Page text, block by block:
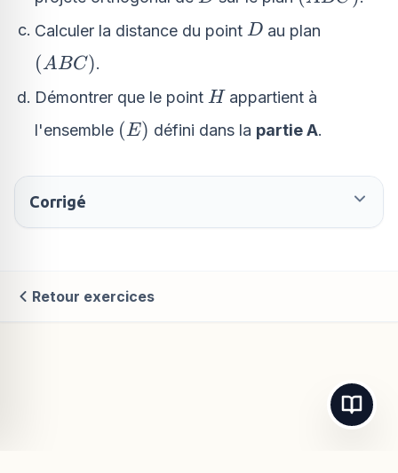
Calculer la distance du point D
D au plan
\left(ABC\right)
(ABC).
Démontrer que le point H
Happartient à
l'ensemble \left(E\right)
(E) défini dans la partie A.
Corrigé
Retour exercices